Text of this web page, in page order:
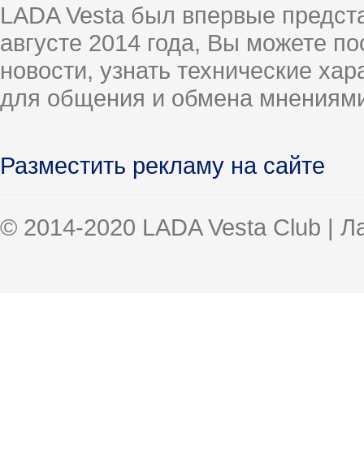
LADA Vesta был впервые
августе 2014 года, Вы можете
новости, узнать технические
для общения и обмена
Разместить рекламу на сайте
© 2014-2020 LADA Vesta Club |